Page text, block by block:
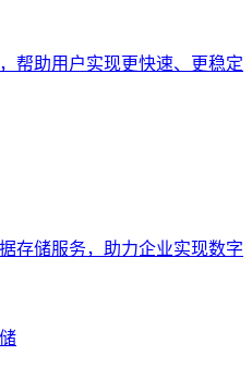
帮助用户实现更快速、更稳定
存储服务，助力企业实现数字